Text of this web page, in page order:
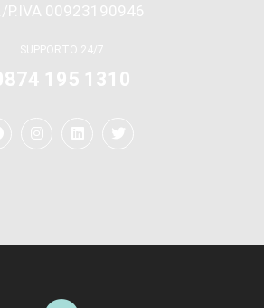
P.IVA 00923190946
SUPPORTO 24/7
195 1310